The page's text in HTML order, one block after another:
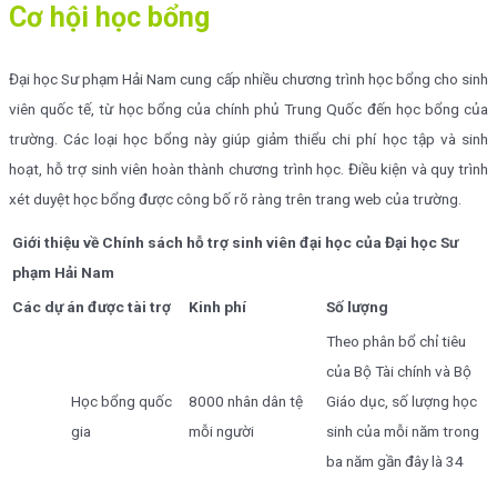
Cơ hội học bổng
Đại học Sư phạm Hải Nam cung cấp nhiều chương trình học bổng cho sinh
viên quốc tế, từ học bổng của chính phủ Trung Quốc đến học bổng của
trường. Các loại học bổng này giúp giảm thiểu chi phí học tập và sinh
hoạt, hỗ trợ sinh viên hoàn thành chương trình học. Điều kiện và quy trình
xét duyệt học bổng được công bố rõ ràng trên trang web của trường.
Giới thiệu về Chính sách hỗ trợ sinh viên đại học của Đại học Sư
phạm Hải Nam
Các dự án được tài trợ
Kinh phí Số lượng
Học bổng quốc
gia
8000 nhân dân tệ
mỗi người
Theo phân bổ chỉ tiêu
của Bộ Tài chính và Bộ
Giáo dục, số lượng học
sinh của mỗi năm trong
ba năm gần đây là 34